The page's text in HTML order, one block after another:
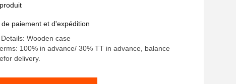
paiement et d'expédition
Wooden case
100% in advance/ 30% TT in advance, balance
delivery.